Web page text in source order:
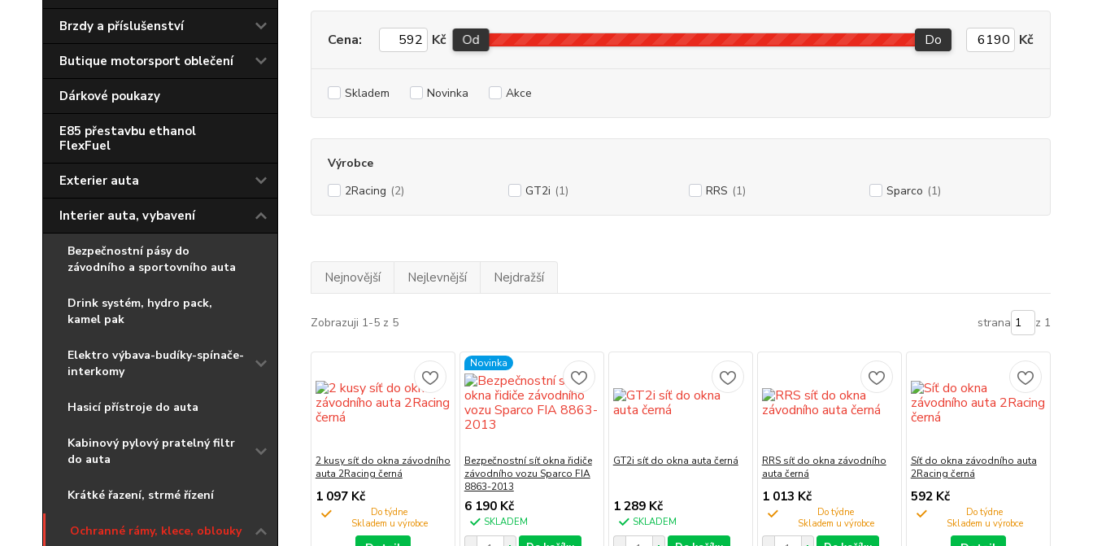
Brzdy a příslušenství
Butique motorsport oblečení
Dárkové poukazy
E85 přestavbu ethanol
FlexFuel
Exterier auta
Interier auta, vybavení
Bezpečnostní pásy do
závodního a sportovního auta
Drink systém, hydro pack,
kamel pak
Elektro výbava-budíky-spínače-
interkomy
Hasicí přístroje do auta
Kabinový pylový pratelný filtr
do auta
Krátké řazení, strmé řízení
Ochranné rámy, klece, oblouky
Cena: Kč Od Do Kč
Skladem Novinka Akce
Výrobce
2Racing (2) GT2i (1) RRS (1) Sparco (1)
Nejnovější Nejlevnější Nejdražší
Zobrazuji 1-5 z 5 strana z 1
2 kusy síť do okna závodního
auta 2Racing černá
1 097 Kč
Do týdne
Novinka
Bezpečnostní síť okna řidiče
závodního vozu Sparco FIA
8863-2013
6 190 Kč
SKLADEM
GT2i síť do okna auta černá
1 289 Kč
SKLADEM
RRS síť do okna závodního
auta černá
1 013 Kč
Do týdne
Síť do okna závodního auta
2Racing černá
592 Kč
Do týdne